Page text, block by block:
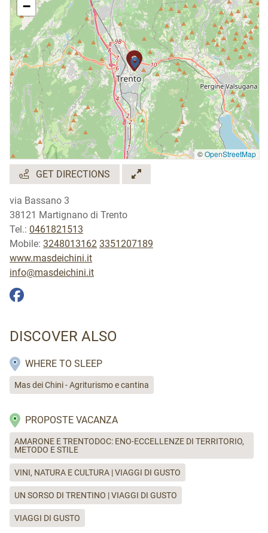
Degustazioni
a pagamento: € 10,00
Lingue straniere
inglese
−
©OpenStreetMap
GET DIRECTIONS
via Bassano 3
38121 Martignano di Trento
Tel.: 0461821513
Mobile: 3248013162 3351207189
www.masdeichini.it
info@masdeichini.it
DISCOVER ALSO
WHERE TO SLEEP
Mas dei Chini - Agriturismo e cantina
PROPOSTE VACANZA
AMARONE E TRENTODOC: ENO-ECCELLENZE DI TERRITORIO,
METODO E STILE
VINI, NATURA E CULTURA | VIAGGI DI GUSTO
UN SORSO DI TRENTINO | VIAGGI DI GUSTO
VIAGGI DI GUSTO